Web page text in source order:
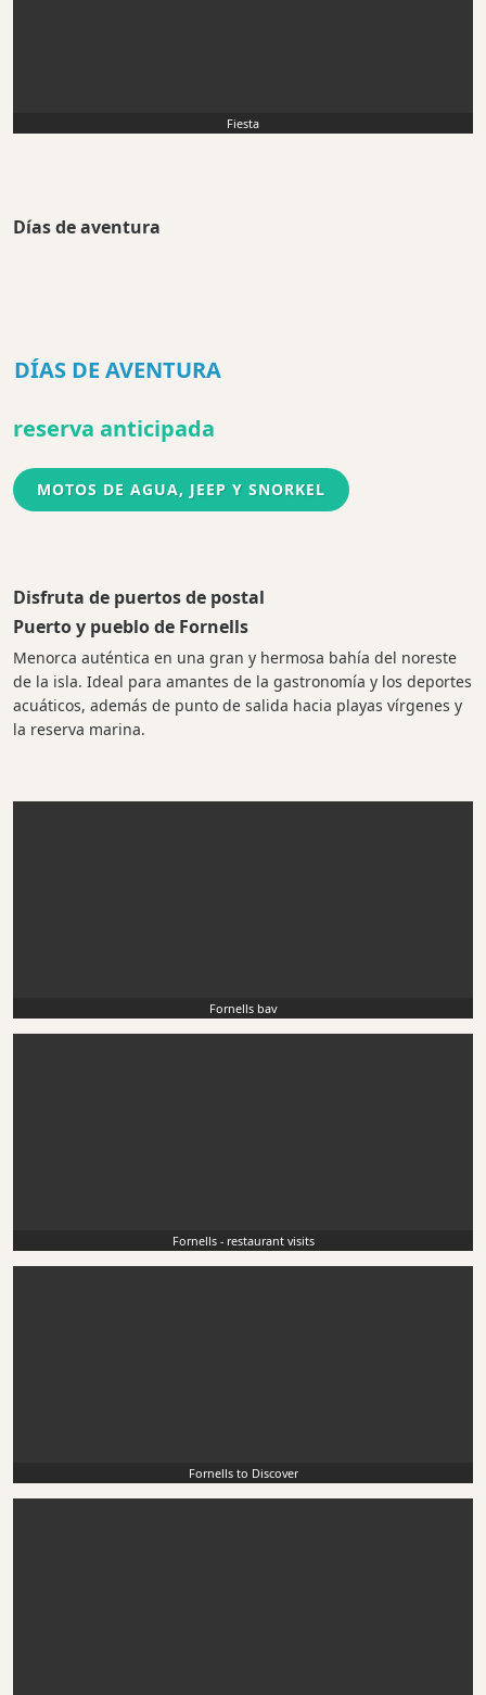
Fiesta
Días de aventura
DÍAS DE AVENTURA
reserva anticipada
MOTOS DE AGUA, JEEP Y SNORKEL
Disfruta de puertos de postal
Puerto y pueblo de Fornells
Menorca auténtica en una gran y hermosa bahía del noreste
de la isla. Ideal para amantes de la gastronomía y los deportes
acuáticos, además de punto de salida hacia playas vírgenes y
la reserva marina.
Fornells bay
Fornells - restaurant visits
Fornells to Discover